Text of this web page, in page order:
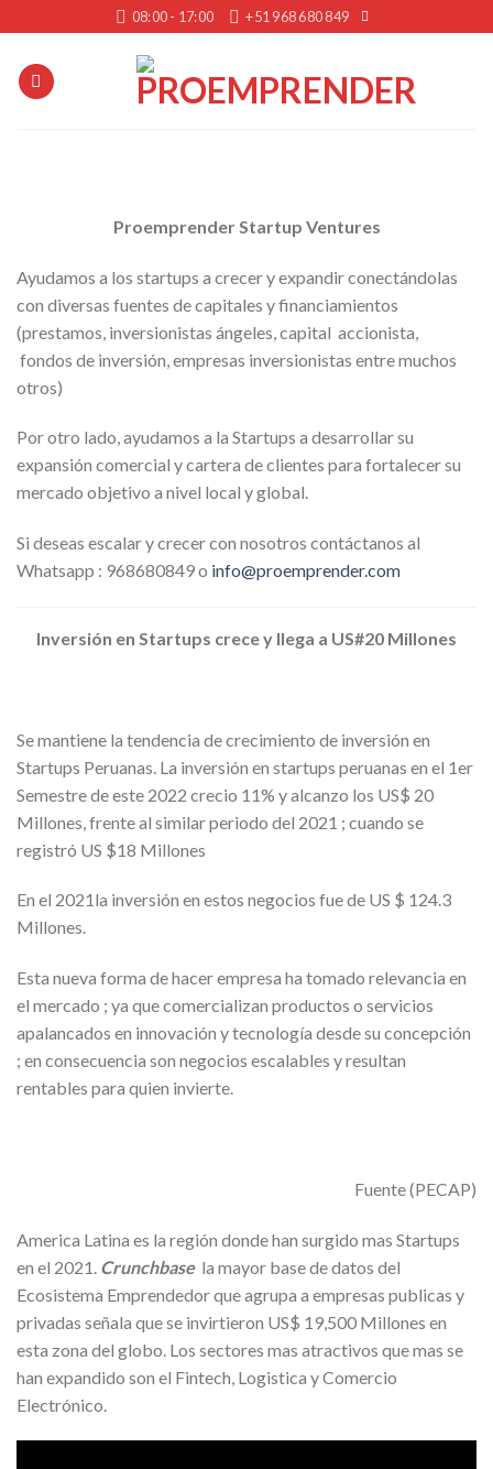
to
content
08:00 - 17:00 +51 968 680 849
Proemprender Startup Ventures
Ayudamos a los startups a crecer y expandir conectándolas
con diversas fuentes de capitales y financiamientos
(prestamos, inversionistas ángeles, capital accionista,
fondos de inversión, empresas inversionistas entre muchos
otros)
Por otro lado, ayudamos a la Startups a desarrollar su
expansión comercial y cartera de clientes para fortalecer su
mercado objetivo a nivel local y global.
Si deseas escalar y crecer con nosotros contáctanos al
Whatsapp : 968680849 o info@proemprender.com
Inversión en Startups crece y llega a US#20 Millones
Se mantiene la tendencia de crecimiento de inversión en
Startups Peruanas. La inversión en startups peruanas en el 1er
Semestre de este 2022 crecio 11% y alcanzo los US$ 20
Millones, frente al similar periodo del 2021 ; cuando se
registró US $18 Millones
En el 2021la inversión en estos negocios fue de US $ 124.3
Millones.
Esta nueva forma de hacer empresa ha tomado relevancia en
el mercado ; ya que comercializan productos o servicios
apalancados en innovación y tecnología desde su concepción
; en consecuencia son negocios escalables y resultan
rentables para quien invierte.
Fuente (PECAP)
America Latina es la región donde han surgido mas Startups
en el 2021. Crunchbasela mayor base de datos del
Ecosistema Emprendedor que agrupa a empresas publicas y
privadas señala que se invirtieron US$ 19,500 Millones en
esta zona del globo. Los sectores mas atractivos que mas se
han expandido son el Fintech, Logistica y Comercio
Electrónico.